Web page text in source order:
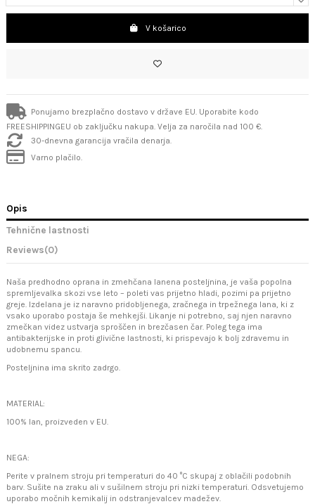
V košarico
Ponujamo brezplačno dostavo v države EU. Uporabite kodo
FREESHIPPINGEU ob zaključku nakupa. Velja za naročila nad 100 €.
30-dnevna garancija vračila denarja.
Varno plačilo.
Opis
Tehnične lastnosti
Reviews(0)
Naša predhodno oprana in zmehčana lanena posteljnina, je vaša popolna
spremljevalka skozi vse leto – poleti vas prijetno hladi, pozimi pa prijetno
greje. Izdelana je iz naravno pridobljenega, zračnega in trpežnega lana, ki z
vsako uporabo postaja še mehkejši. Likanje ni potrebno, saj njen naravno
zmečkan videz ustvarja sproščen in brezčasen čar. Poleg tega ima
antibakterijske in proti glivične lastnosti, ki prispevajo k bolj zdravemu in
udobnemu spancu.
Posteljnina ima skrito zadrgo.
MATERIAL:
100% lan, proizveden v EU.
NEGA:
Perite v pralnem stroju pri temperaturi do 40 °C skupaj z oblačili podobnih
barv. Sušite na zraku ali v sušilnem stroju pri nizki temperaturi. Odsvetujemo
uporabo močnih kemikalij in odstranjevalcev madežev.